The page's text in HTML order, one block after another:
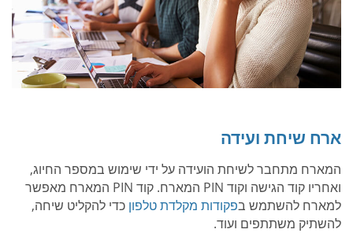
ארח שיחת ועידה
המארח מתחבר לשיחת הועידה על ידי שימוש במספר החיוג,
ואחריו קוד הגישה וקוד PIN המארח. קוד PIN המארח מאפשר
למארח להשתמש בפקודות מקלדת טלפון כדי להקליט שיחה,
להשתיק משתתפים ועוד.